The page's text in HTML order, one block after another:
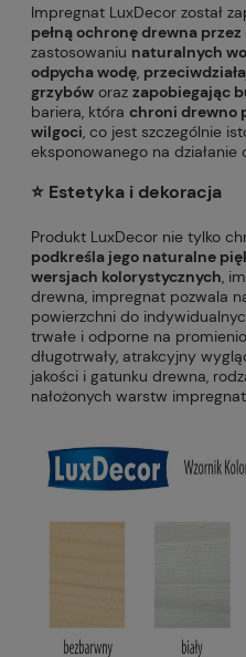
Impregnat LuxDecor został
pełną ochronę drewna
zastosowaniu naturalnych
odpycha wodę
grzybów oraz zapobiegając
bariera, która chroni drewno
wilgoci , co jest szczególnie
eksponowanego na działanie
⭐️ Estetyka i dekoracja
Produkt LuxDecor nie tylko
podkreśla jego naturalne
wersjach kolorystycznych,
drewna, impregnat pozwala
powierzchni do
trwałe i odporne na
długotrwały, atrakcyjny
jakości i gatunku drewna,
nałożonych warstw